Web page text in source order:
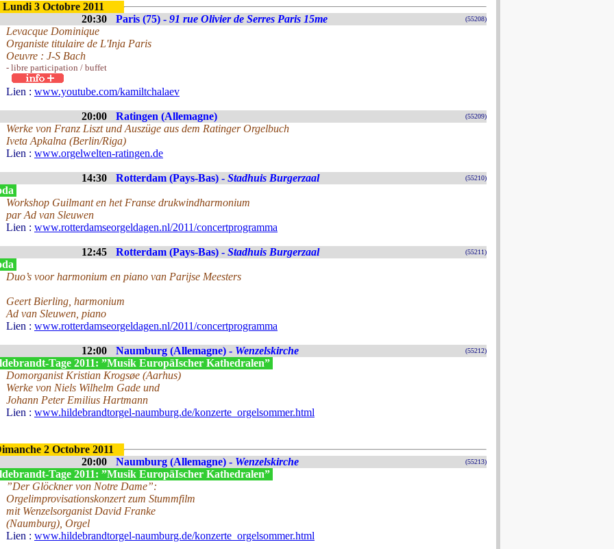
Lundi 3 Octobre 2011
20:30
Paris (75) - 91 rue Olivier de Serres Paris 15me (55208)
Levacque Dominique
Organiste titulaire de L'Inja Paris
Oeuvre : J-S Bach
- libre participation / buffet
Lien : www.youtube.com/kamiltchalaev
20:00 Ratingen (Allemagne) (55209)
Werke von Franz Liszt und Auszüge aus dem Ratinger Orgelbuch
Iveta Apkalna (Berlin/Riga)
Lien : www.orgelwelten-ratingen.de
14:30 Rotterdam (Pays-Bas) - Stadhuis Burgerzaal (55210)
Workshop Guilmant en het Franse drukwindharmonium
par Ad van Sleuwen
Lien : www.rotterdamseorgeldagen.nl/2011/concertprogramma
12:45 Rotterdam (Pays-Bas) - Stadhuis Burgerzaal (55211)
Duo’s voor harmonium en piano van Parijse Meesters
Geert Bierling, harmonium
Ad van Sleuwen, piano
Lien : www.rotterdamseorgeldagen.nl/2011/concertprogramma
12:00 Naumburg (Allemagne) - Wenzelskirche (55212)
Tage 2011: ”Musik EuropäIscher Kathedralen”
Domorganist Kristian Krogsøe (Aarhus)
Werke von Niels Wilhelm Gade und
Johann Peter Emilius Hartmann
Lien : www.hildebrandtorgel-naumburg.de/konzerte_orgelsommer.html
2 Octobre 2011
20:00
Naumburg (Allemagne) - Wenzelskirche (55213)
Tage 2011: ”Musik EuropäIscher Kathedralen”
”Der Glöckner von Notre Dame”:
Orgelimprovisationskonzert zum Stummfilm
mit Wenzelsorganist David Franke
(Naumburg), Orgel
Lien : www.hildebrandtorgel-naumburg.de/konzerte_orgelsommer.html